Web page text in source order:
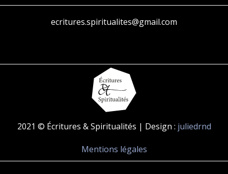
ecritures.spiritualites@gmail.com
2021 © Écritures & Spiritualités | Design : juliedrnd
Mentions légales